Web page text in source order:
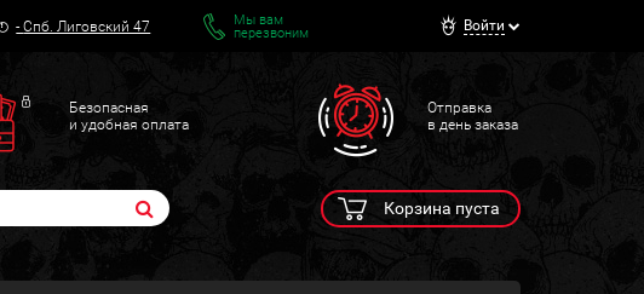
-Спб. Лиговский 47
Мы вам
перезвоним
Войти
Безопасная
и удобная оплата
Отправка
в день заказа
Корзина пуста